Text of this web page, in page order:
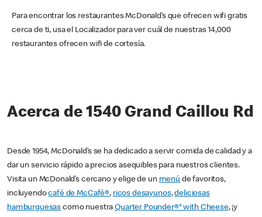
Para encontrar los restaurantes McDonald’s que ofrecen wifi gratis
cerca de ti, usa el Localizador para ver cuál de nuestras 14,000
restaurantes ofrecen wifi de cortesía.
Acerca de 1540 Grand Caillou Rd
Desde 1954, McDonald’s se ha dedicado a servir comida de calidad y a
dar un servicio rápido a precios asequibles para nuestros clientes.
Visita un McDonald’s cercano y elige de un menú de favoritos,
incluyendocafé de McCafé®, ricos desayunos,deliciosas
hamburguesas como nuestraQuarter Pounder®* with Cheese, ¡y